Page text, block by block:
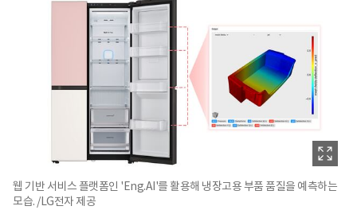
웹 기반 서비스 플랫폼인 'Eng.AI'를 활용해 냉장고용 부품 품질을 예측하는
모습. /LG전자 제공